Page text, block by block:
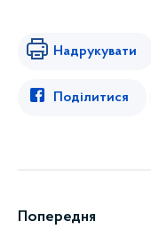
Надрукувати
Поділитися
Попередня